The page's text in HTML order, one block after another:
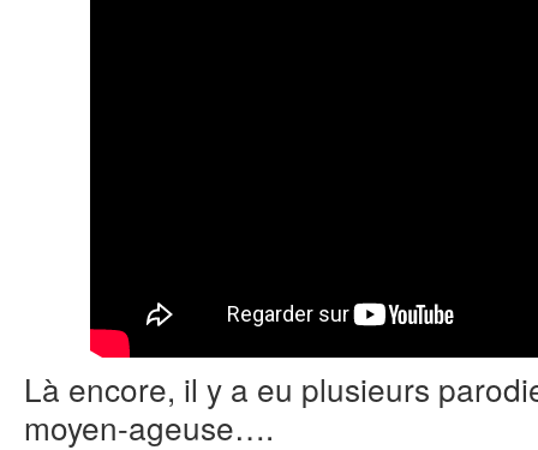
Là encore, il y a eu plusieurs
moyen-ageuse….